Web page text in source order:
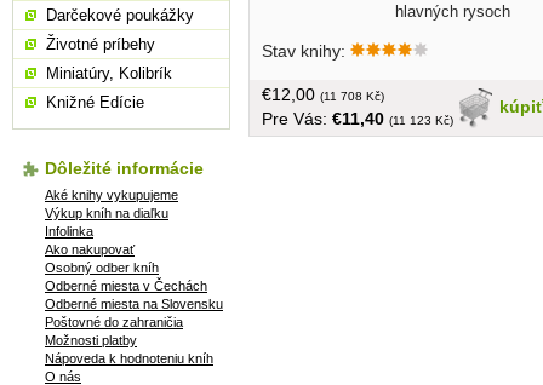
hlavných rysoch
Ďalekého východu v dobe od 15.
1172 čb a 50 farebnými reprodukciami...
veľký formát, obal, v češtine, tvrdá
väzba, 473 strán, kniha v kartónovom
Stav knihy:
kúpiť
€12,00 (11 708 Kč)
Pre Vás: €11,40 (11 123 Kč)
Darčekové poukážky
Životné príbehy
Miniatúry, Kolibrík
Knižné Edície
Dôležité informácie
Aké knihy vykupujeme
Výkup kníh na diaľku
Infolinka
Ako nakupovať
Osobný odber kníh
Odberné miesta v Čechách
Odberné miesta na Slovensku
Poštovné do zahraničia
Možnosti platby
Nápoveda k hodnoteniu kníh
O nás